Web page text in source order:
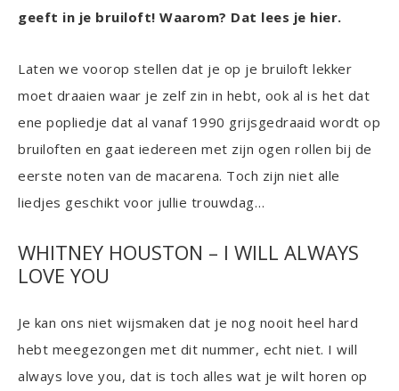
geeft in je bruiloft! Waarom? Dat lees je hier.
Laten we voorop stellen dat je op je bruiloft lekker
moet draaien waar je zelf zin in hebt, ook al is het dat
ene popliedje dat al vanaf 1990 grijsgedraaid wordt op
bruiloften en gaat iedereen met zijn ogen rollen bij de
eerste noten van de macarena. Toch zijn niet alle
liedjes geschikt voor jullie trouwdag…
WHITNEY HOUSTON – I WILL ALWAYS
LOVE YOU
Je kan ons niet wijsmaken dat je nog nooit heel hard
hebt meegezongen met dit nummer, echt niet. I will
always love you, dat is toch alles wat je wilt horen op